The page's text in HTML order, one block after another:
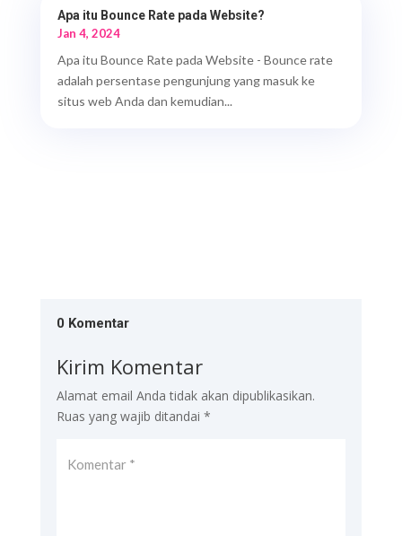
Apa itu Bounce Rate pada Website?
Jan 4, 2024
Apa itu Bounce Rate pada Website - Bounce rate
adalah persentase pengunjung yang masuk ke
situs web Anda dan kemudian...
0 Komentar
Kirim Komentar
Alamat email Anda tidak akan dipublikasikan.
Ruas yang wajib ditandai *